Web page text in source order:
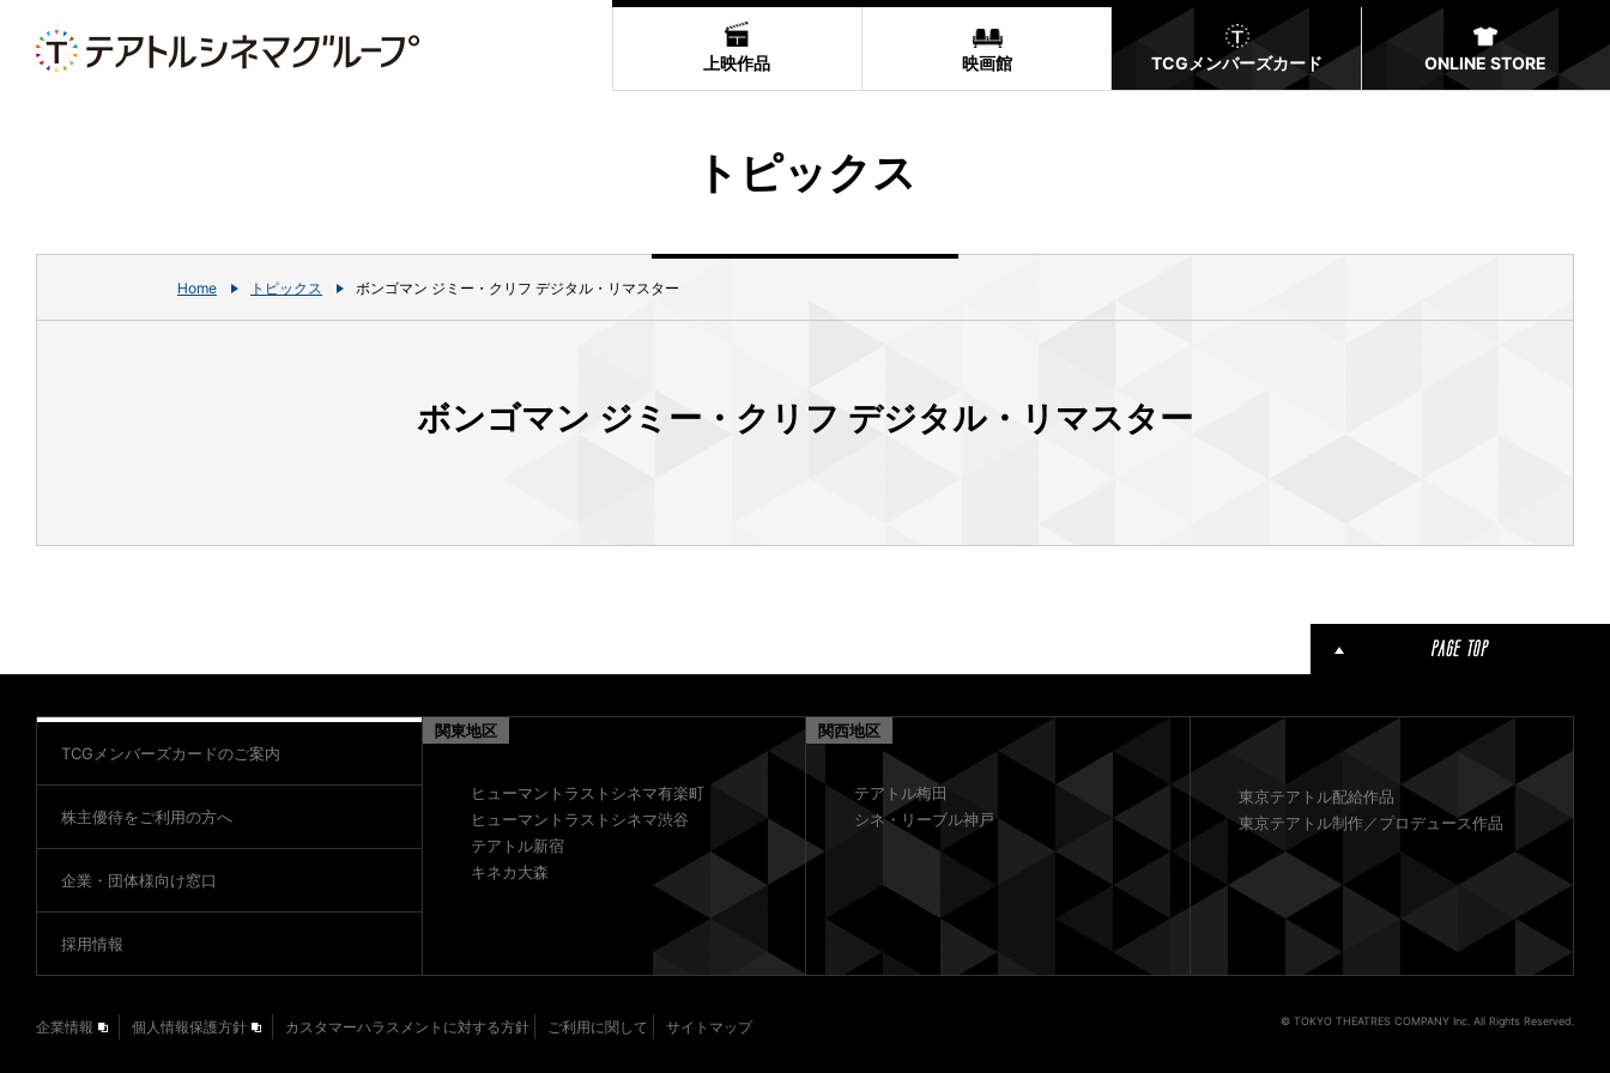
上映作品 映画館 TCGメンバーズカード ONLINE STORE
トピックス
Home トピックス ボンゴマン ジミー・クリフ デジタル・リマスター
ボンゴマン ジミー・クリフ デジタル・リマスター
TCGメンバーズカードのご案内
株主優待をご利用の方へ
企業・団体様向け窓口
採用情報
関東地区
ヒューマントラストシネマ有楽町
ヒューマントラストシネマ渋谷
テアトル新宿
キネカ大森
関西地区
テアトル梅田
シネ・リーブル神戸
東京テアトル配給作品
東京テアトル制作／プロデュース作品
企業情報 個人情報保護方針 カスタマーハラスメントに対する方針 ご利用に関して サイトマップ © TOKYO THEATRES COMPANY Inc. All Rights Reserved.